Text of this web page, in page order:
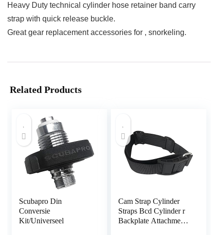
Heavy Duty technical cylinder hose retainer band carry
strap with quick release buckle.
Great gear replacement accessories for , snorkeling.
Related Products
Scubapro Din
Conversie
Kit/Universeel
Cam Strap Cylinder
Straps Bcd Cylinder r
Backplate Attachment-